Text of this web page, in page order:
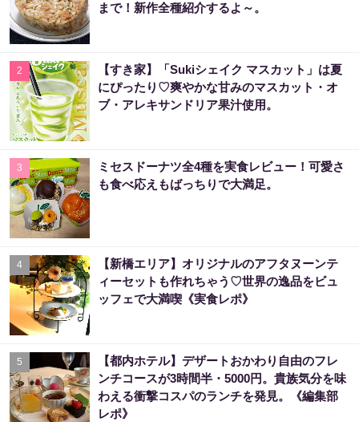
まで！新作全種紹介するよ～。
2
【すき家】「Sukiシェイク マスカット」は夏
にぴったり♡爽やかな甘みのマスカット・オ
ブ・アレキサンドリア果汁使用。
3
ミセスドーナツ全4種を実食レビュー！可愛さ
も食べ応えもばっちりで大満足。
4
【新橋エリア】オリジナルのアフタヌーンテ
ィーセットも作れちゃう♡世界の逸品をビュ
ッフェで大満喫《実食レポ》
5
【都内ホテル】デザートおかわり自由のフレ
ンチコースが3時間半・5000円。貴族気分を味
わえる衝撃コスパのランチを発見。《編集部
レポ》